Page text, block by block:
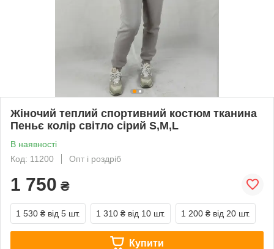
Жіночий теплий спортивний костюм тканина
Пеньє колір світло сірий S,M,L
В наявності
Код: 11200
Опт і роздріб
1 750 ₴
1 530 ₴ від 5 шт. 1 310 ₴ від 10 шт. 1 200 ₴ від 20 шт.
Купити